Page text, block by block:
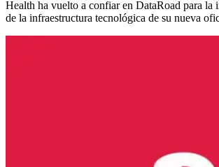
Health ha vuelto a confiar en DataRoad para la
de la infraestructura tecnológica de su nueva